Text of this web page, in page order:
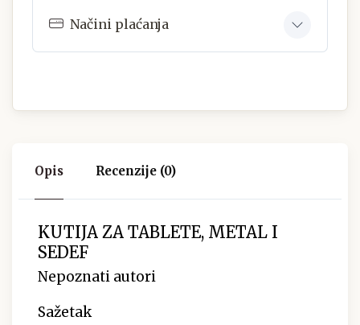
Načini plaćanja
Opis Recenzije (0)
KUTIJA ZA TABLETE, METAL I
SEDEF
Nepoznati autori
Sažetak